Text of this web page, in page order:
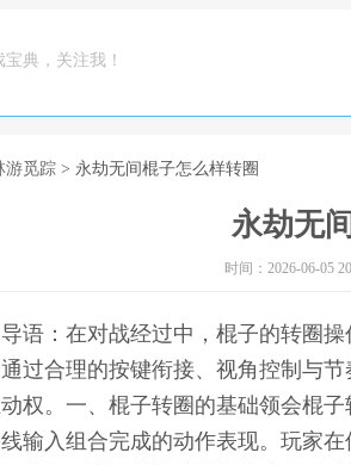
典，关注我！
游觅踪 > 永劫无间棍子怎么样转圈
永劫无
时间：2026-06-05
语：在对战经过中，棍子的转圈
过合理的按键衔接、视角控制与
权。一、棍子转圈的基础领会棍
输入组合完成的动作表现。玩家